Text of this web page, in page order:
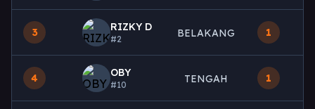
3 RIZKY D
#2 BELAKANG 1
4 OBY
#10 TENGAH 1